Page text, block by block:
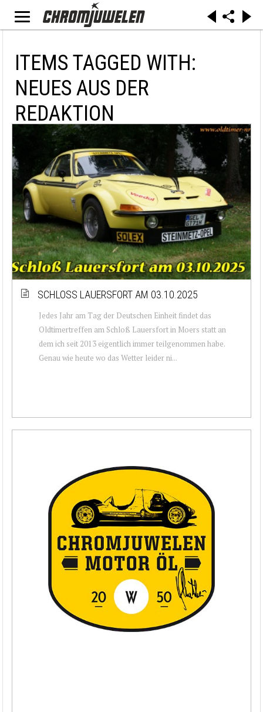
ITEMS TAGGED WITH:
NEUES AUS DER
REDAKTION
SCHLOSS LAUERSFORT AM 03.10.2025
Jedes Jahr am Tag der Deutschen Einheit findet das
Oldtimertreffen am Schloß Lauersfort in Moers statt an
dem ich seit 2013 eigentlich immer teilgenommen habe.
Genau wie heute wo das Wetter leider ni...